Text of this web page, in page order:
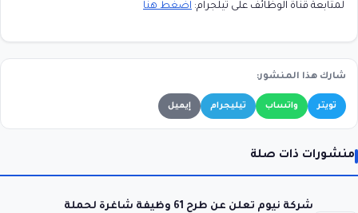
لمتابعة قناة الوظائف على تيلجرام: اضغط هنا
شارك هذا المنشور:
تويتر واتساب تيليجرام إيميل
منشورات ذات صلة
شركة نيوم تعلن عن طرح 61 وظيفة شاغرة لحملة